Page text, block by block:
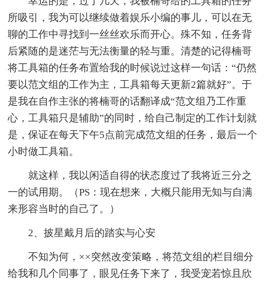
所吸引，我为可以继续做着娱乐小编的事儿，可以在无
聊的工作中寻找到一丝丝欢乐而开心。殊不知，任务背
后紧随的是迷茫与无法衡量的轻与重。清楚的记得楠哥
将工具箱的任务布置给我的时候说过这样一句话：“仍然
要以范文组的工作为主，工具箱每天更新2篇就好”。于
是我在自作主张的将楠哥的话翻译成“范文组乃工作重
心，工具箱只是辅助”的同时，给自己制定的工作计划就
是，保证在每天下午5点前完成范文组的任务，最后一个
小时做工具箱。
就这样，我以闲适自得的状态度过了我将近三分之
一的试用期。（PS：现在想来，大概只能用无知与自满
来形容当时的自己了。）
2、披星戴月后的踏实与心安
不知为何，××突然改变策略，将范文组的栏目细分
给我和几个同事了，眼见任务下来了，我受宠若惊且欣